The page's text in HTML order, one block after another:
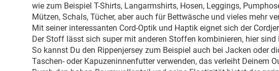
wie zum Beispiel T-Shirts, Langarmshirts, Hosen, Leggings,
Mützen, Schals, Tücher, aber auch für Bettwäsche und vieles mehr
Mit seiner interessanten Cord-Optik und Haptik eignet sich der
Der Stoff lässt sich super mit anderen Stoffen kombinieren, hier sind
So kannst Du den Rippenjersey zum Beispiel auch bei Jacken oder
Taschen- oder Kapuzeninnenfutter verwenden, das verleiht Deinem